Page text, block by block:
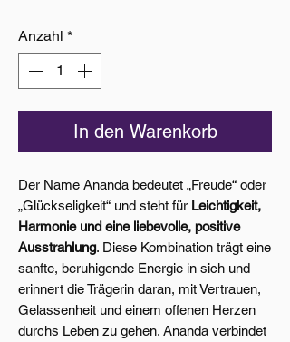
Anzahl *
In den Warenkorb
Der Name Ananda bedeutet „Freude“ oder
„Glückseligkeit“ und steht für Leichtigkeit,
Harmonie und eine liebevolle, positive
Ausstrahlung. Diese Kombination trägt eine
sanfte, beruhigende Energie in sich und
erinnert die Trägerin daran, mit Vertrauen,
Gelassenheit und einem offenen Herzen
durchs Leben zu gehen. Ananda verbindet